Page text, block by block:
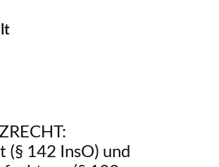
(§ 142 InsO) und